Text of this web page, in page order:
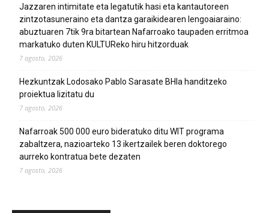
Jazzaren intimitate eta legatutik hasi eta kantautoreen
zintzotasuneraino eta dantza garaikidearen lengoaiaraino:
abuztuaren 7tik 9ra bitartean Nafarroako taupaden erritmoa
markatuko duten KULTUReko hiru hitzorduak
7 agosto, 2026
Hezkuntzak Lodosako Pablo Sarasate BHIa handitzeko
proiektua lizitatu du
7 agosto, 2026
Nafarroak 500 000 euro bideratuko ditu WIT programa
zabaltzera, nazioarteko 13 ikertzailek beren doktorego
aurreko kontratua bete dezaten
7 agosto, 2026